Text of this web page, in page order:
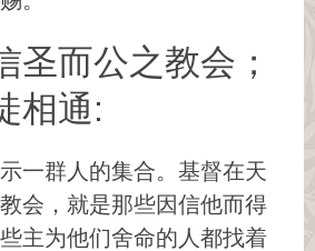
圣而公之教会；
相通:
一群人的集合。基督在天
会，就是那些因信他而得
主为他们舍命的人都找着